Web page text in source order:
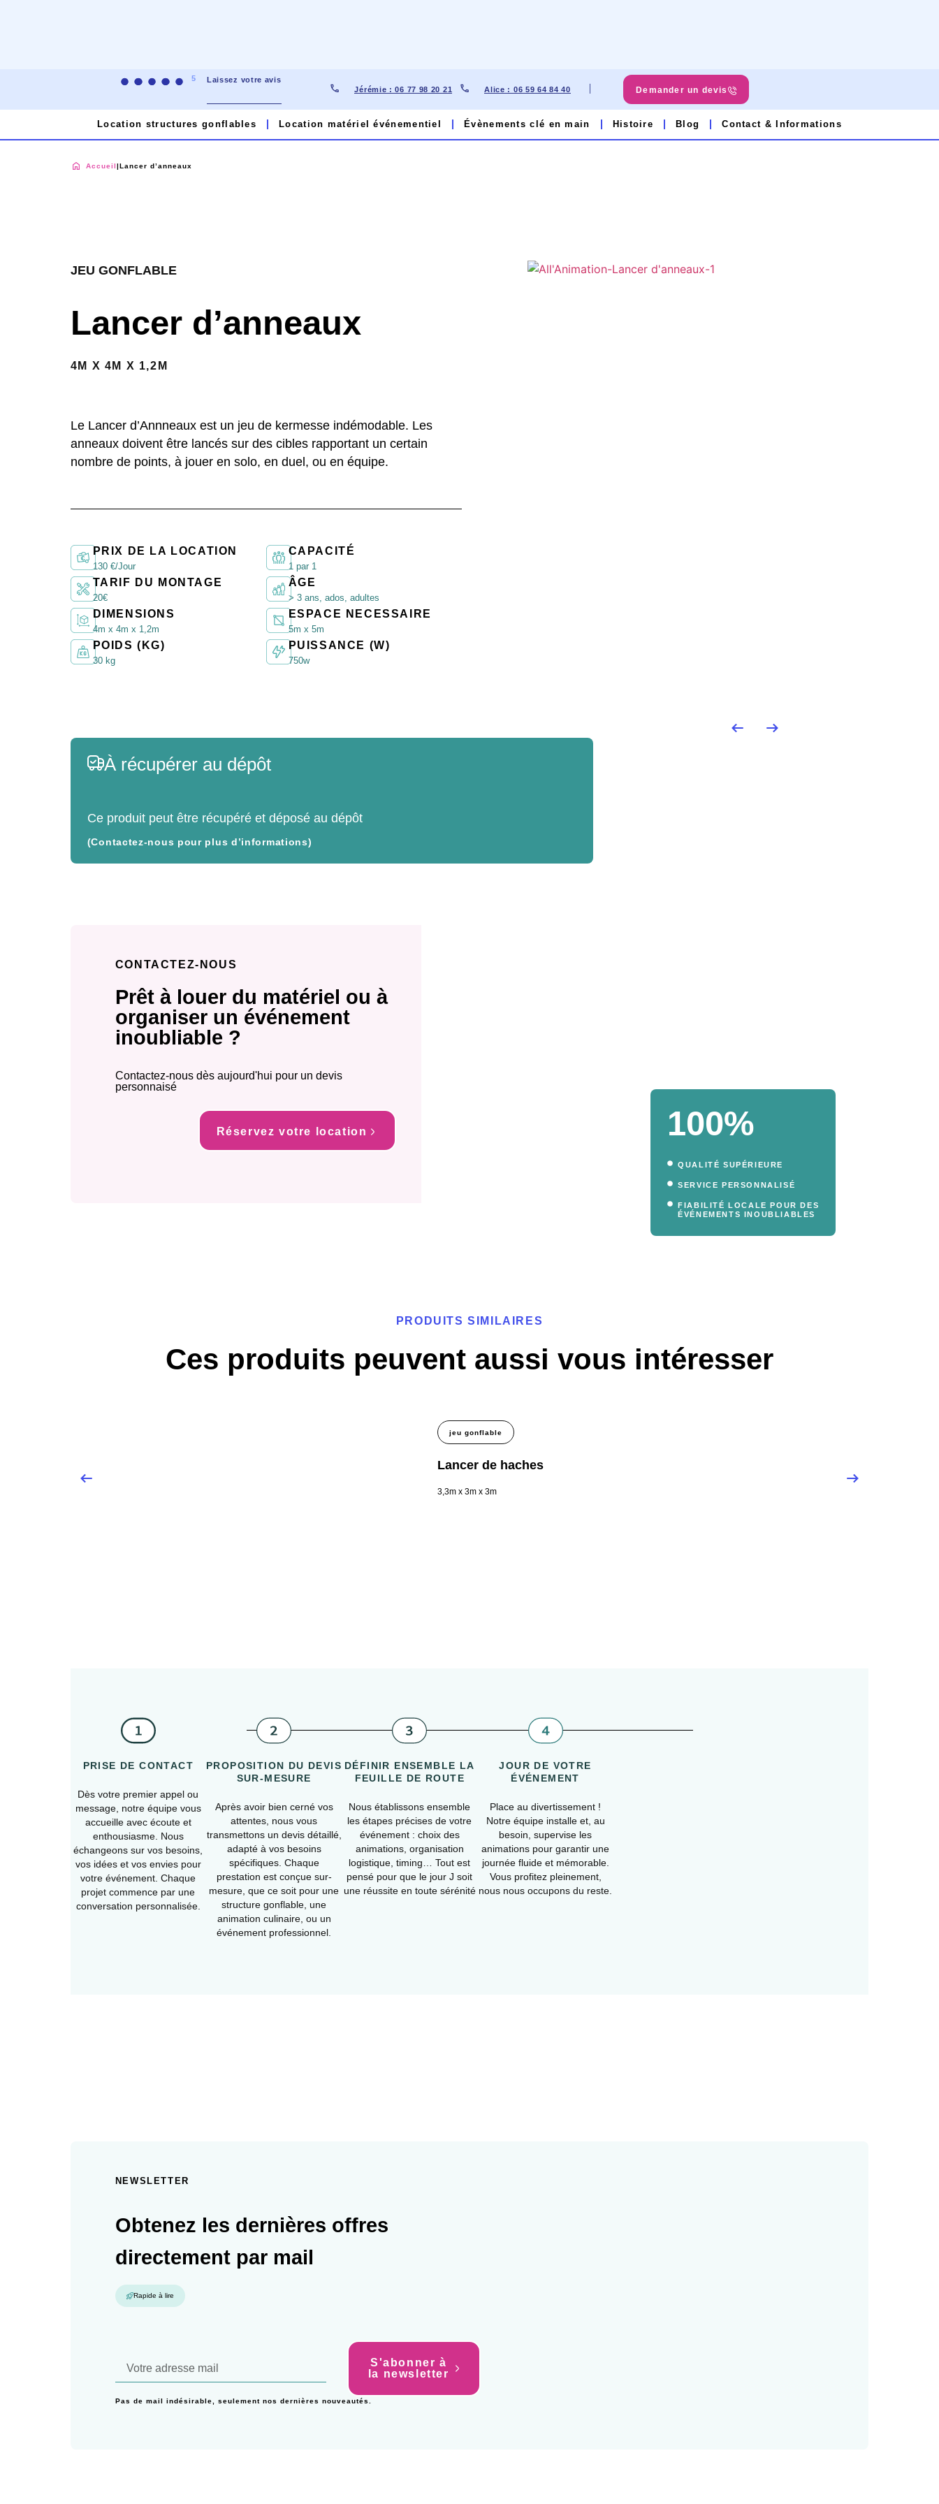
5
Laissez votre avis
Jérémie : 06 77 98 20 21
Alice : 06 59 64 84 40​ Demander un devis
Location structures gonflables Location matériel événementiel Évènements clé en main Histoire Blog Contact & Informations
Accueil|Lancer d’anneaux
JEU GONFLABLE
Lancer d’anneaux
4M X 4M X 1,2M
Le Lancer d’Annneaux est un jeu de kermesse indémodable. Les
anneaux doivent être lancés sur des cibles rapportant un certain
nombre de points, à jouer en solo, en duel, ou en équipe.
PRIX DE LA LOCATION
130 €/Jour
TARIF DU MONTAGE
20€
DIMENSIONS
4m x 4m x 1,2m
POIDS (KG)
30 kg
CAPACITÉ
1 par 1
ÂGE
> 3 ans, ados, adultes
ESPACE NECESSAIRE
5m x 5m
PUISSANCE (W)
750w
À récupérer au dépôt
Ce produit peut être récupéré et déposé au dépôt
(Contactez-nous pour plus d’informations)
CONTACTEZ-NOUS
Prêt à louer du matériel ou à
organiser un événement
inoubliable ?
Contactez-nous dès aujourd'hui pour un devis
personnaisé
Réservez votre location 100%
QUALITÉ SUPÉRIEURE
SERVICE PERSONNALISÉ
FIABILITÉ LOCALE POUR DES
ÉVÉNEMENTS INOUBLIABLES
PRODUITS SIMILAIRES
Ces produits peuvent aussi vous intéresser
jeu gonflable
Lancer de haches
3,3m x 3m x 3m
PRISE DE CONTACT
Dès votre premier appel ou
message, notre équipe vous
accueille avec écoute et
enthousiasme. Nous
échangeons sur vos besoins,
vos idées et vos envies pour
votre événement. Chaque
projet commence par une
conversation personnalisée.
PROPOSITION DU DEVIS
SUR-MESURE
Après avoir bien cerné vos
attentes, nous vous
transmettons un devis détaillé,
adapté à vos besoins
spécifiques. Chaque
prestation est conçue sur-
mesure, que ce soit pour une
structure gonflable, une
animation culinaire, ou un
événement professionnel.
DÉFINIR ENSEMBLE LA
FEUILLE DE ROUTE
Nous établissons ensemble
les étapes précises de votre
événement : choix des
animations, organisation
logistique, timing… Tout est
pensé pour que le jour J soit
une réussite en toute sérénité
JOUR DE VOTRE
ÉVÉNEMENT
Place au divertissement !
Notre équipe installe et, au
besoin, supervise les
animations pour garantir une
journée fluide et mémorable.
Vous profitez pleinement,
nous nous occupons du reste.
NEWSLETTER
Obtenez les dernières offres
directement par mail
Rapide à lire
S'abonner à
la newsletter
Pas de mail indésirable, seulement nos dernières nouveautés.